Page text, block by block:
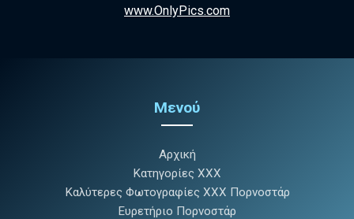
www.OnlyPics.com
Μενού
Αρχική
Κατηγορίες XXX
Καλύτερες Φωτογραφίες XXX Πορνοστάρ
Ευρετήριο Πορνοστάρ